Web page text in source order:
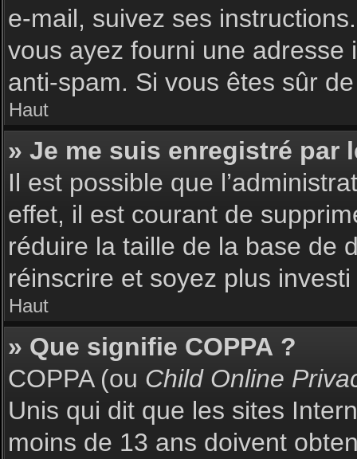
e-mail, suivez ses
vous ayez fourni une adresse
anti-spam. Si vous êtes sûr
Haut
» Je me suis enregistré par
Il est possible que
effet, il est courant de
réduire la taille de la base de
réinscrire et soyez plus
Haut
» Que signifie COPPA ?
COPPA (ou Child Online
Unis qui dit que les sites
moins de 13 ans doivent